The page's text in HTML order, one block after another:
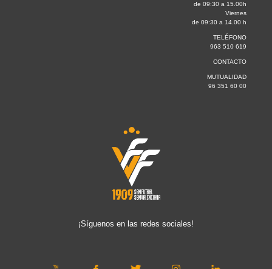
de 09:30 a 15.00h
Viernes
de 09:30 a 14.00 h
TELÉFONO
963 510 619
CONTACTO
MUTUALIDAD
96 351 60 00
¡Síguenos en las redes sociales!